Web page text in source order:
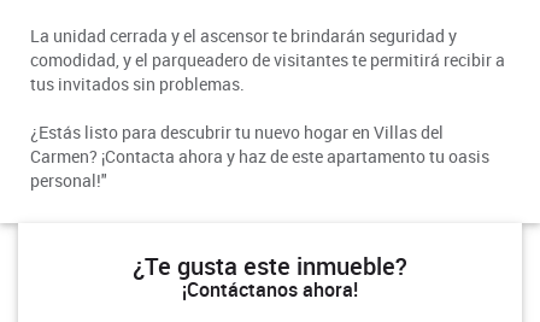
La unidad cerrada y el ascensor te brindarán seguridad y
comodidad, y el parqueadero de visitantes te permitirá recibir a
tus invitados sin problemas.
¿Estás listo para descubrir tu nuevo hogar en Villas del
Carmen? ¡Contacta ahora y haz de este apartamento tu oasis
personal!"
¿Te gusta este inmueble?
¡Contáctanos ahora!